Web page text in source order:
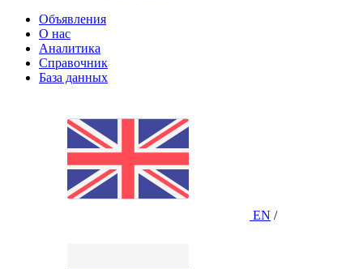
Объявления
О нас
Аналитика
Справочник
База данных
EN /